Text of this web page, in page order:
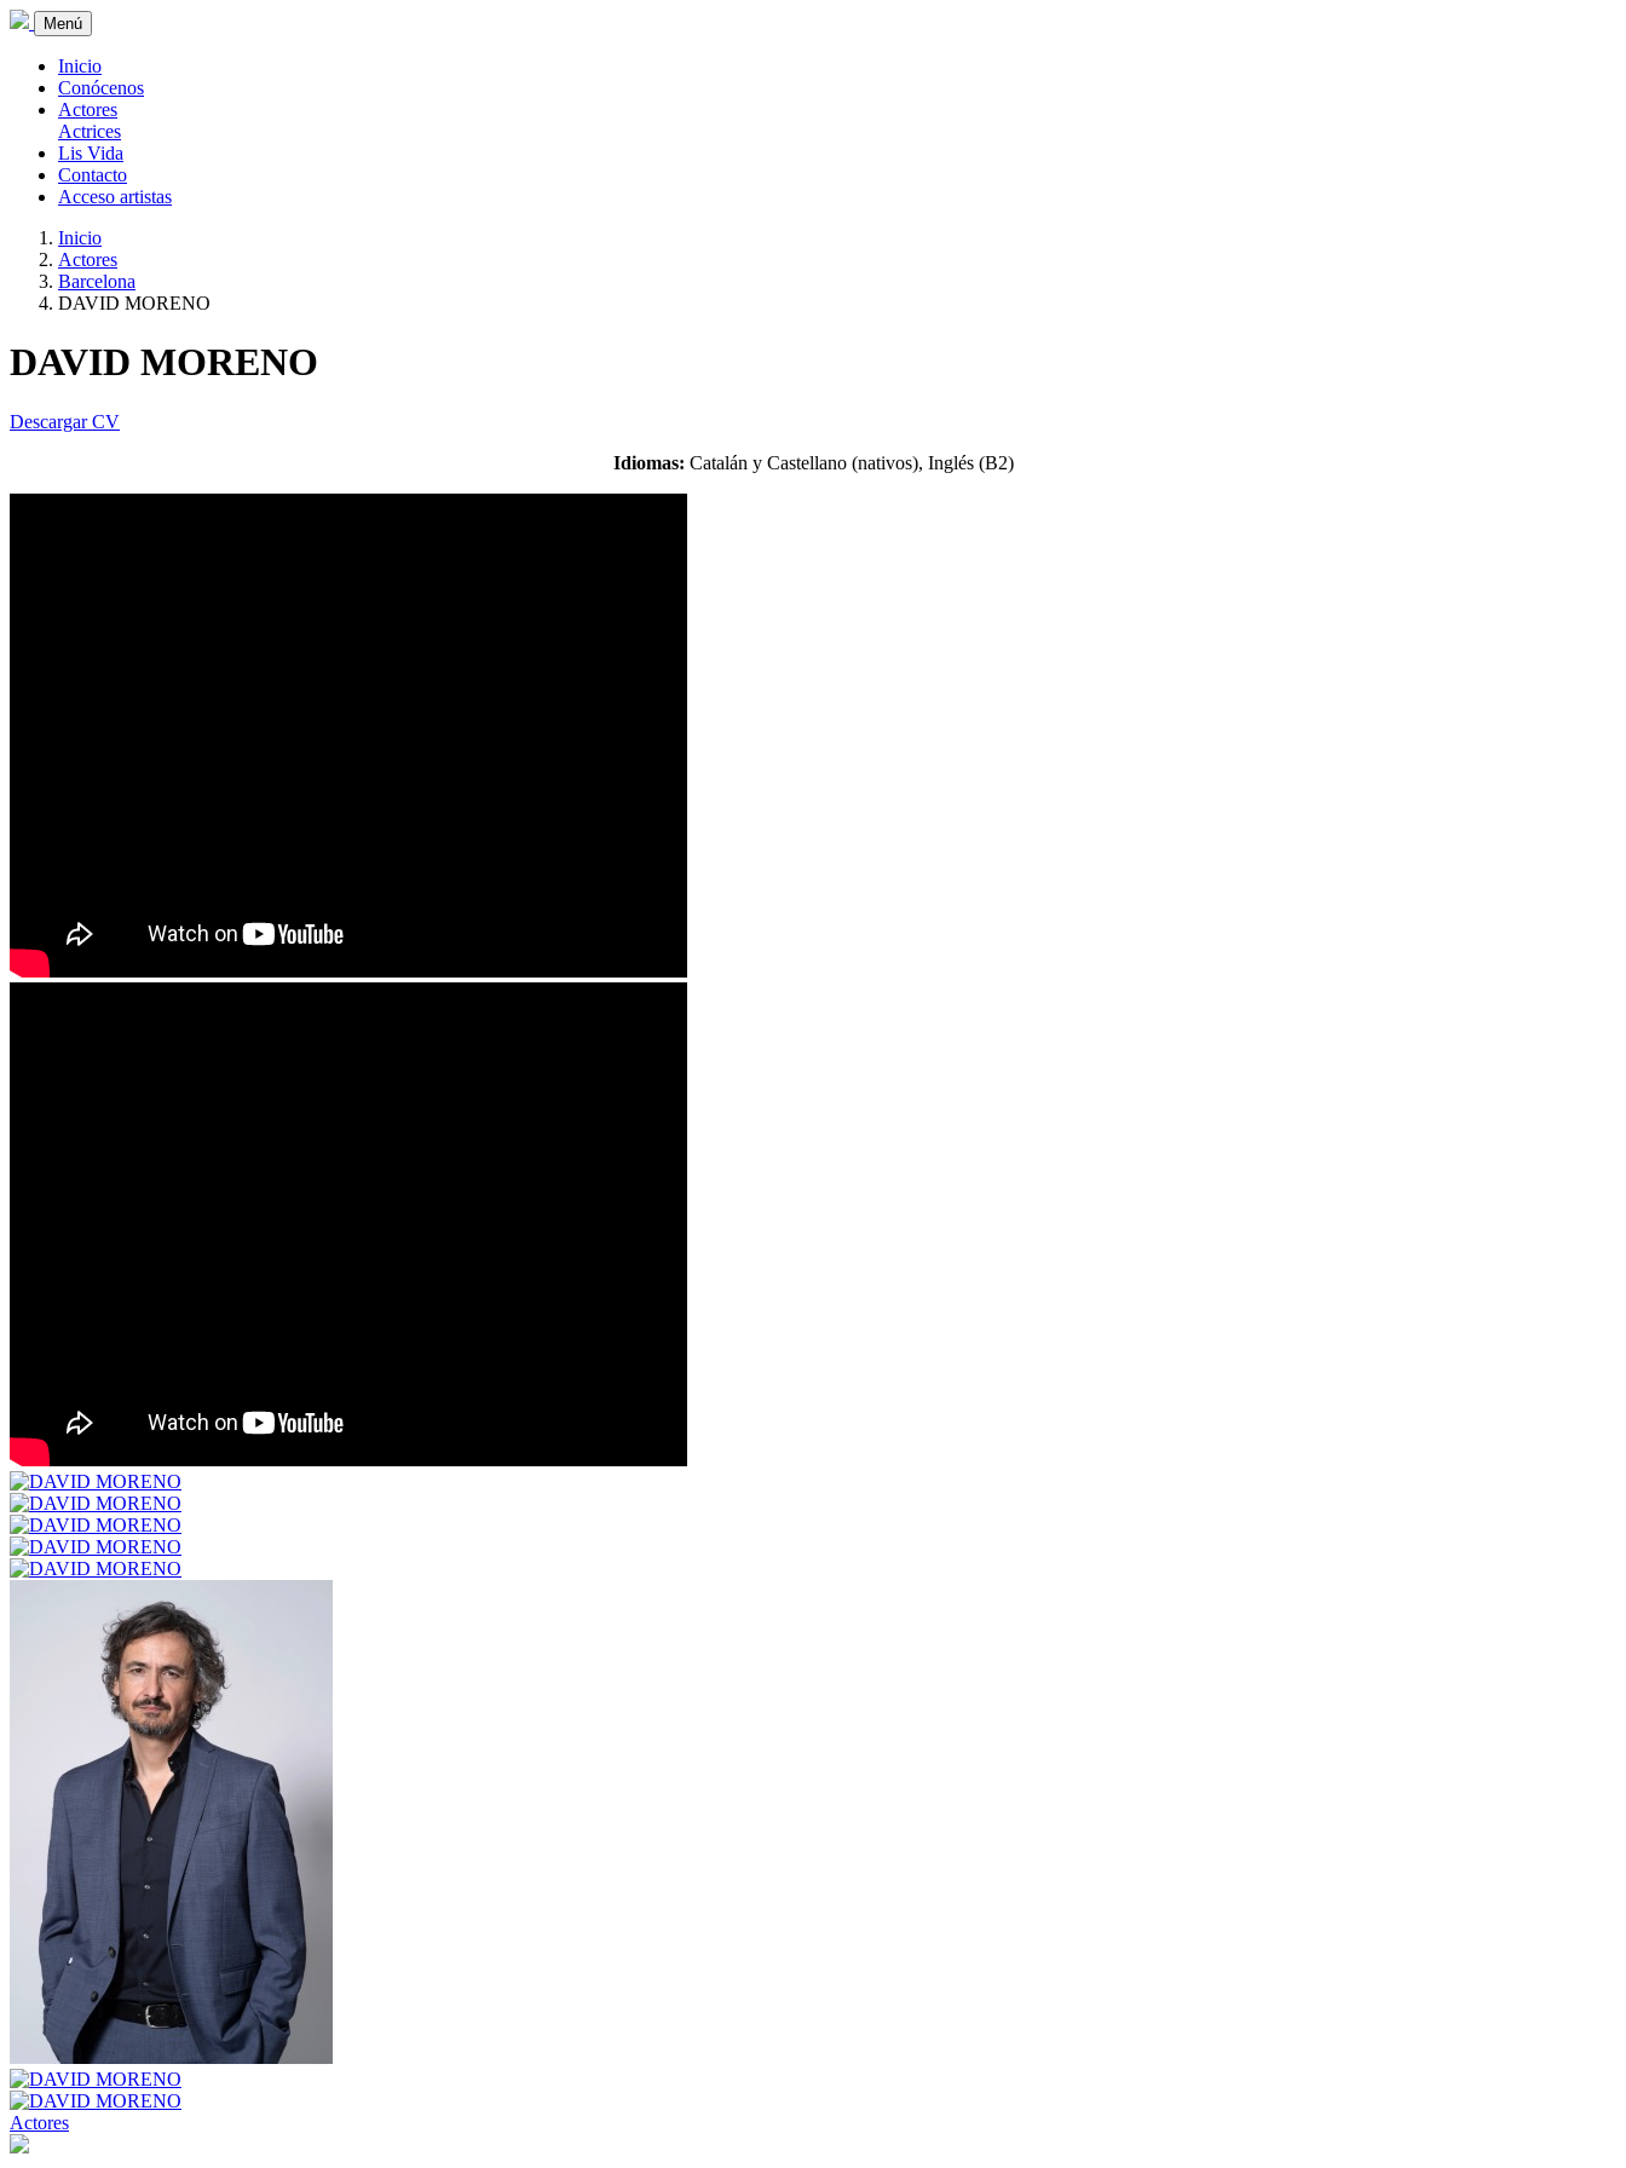
Menú
Inicio
Conócenos
Actores
Actrices
Lis Vida
Contacto
Acceso artistas
Inicio
Actores
Barcelona
DAVID MORENO
DAVID MORENO
Descargar CV
Idiomas: Catalán y Castellano (nativos), Inglés (B2)
Actores